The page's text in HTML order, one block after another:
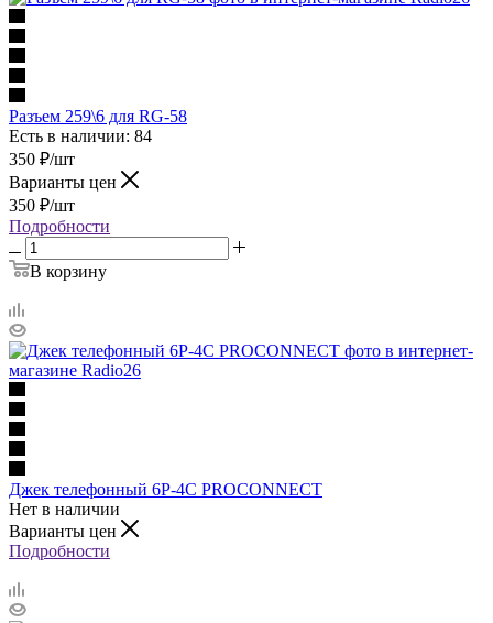
Разъем 259\6 для RG-58
Есть в наличии: 84
350 ₽/шт
Варианты цен
350 ₽/шт
Подробности
В корзину
Джек телефонный 6Р-4С PROCONNECT
Нет в наличии
Варианты цен
Подробности